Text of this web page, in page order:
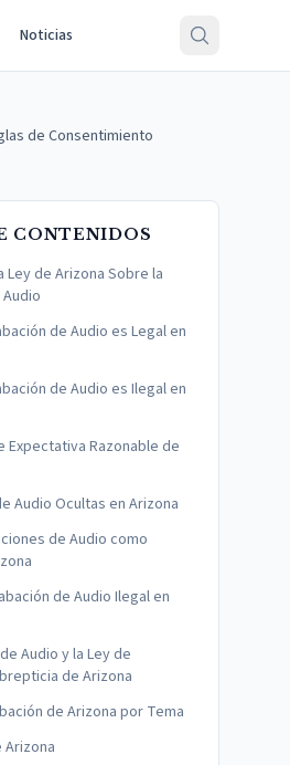
Noticias
de Consentimiento
CONTENIDOS
Ley de Arizona Sobre la
de Audio es Legal en
de Audio es Ilegal en
Expectativa Razonable de
Audio Ocultas en Arizona
de Audio como
de Audio Ilegal en
Audio y la Ley de
de Arizona
de Arizona por Tema
Arizona